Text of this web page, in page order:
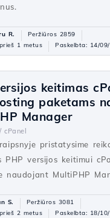
R.
Peržiūros 2859
1 metus
Paskelbta: 14/
keitimas
paketams
Manager
cPanel
pristatysime
PHP versijos keitimui
naudojant MultiPHP
S.
Peržiūros 3081
2 metus
Paskelbta: 18/